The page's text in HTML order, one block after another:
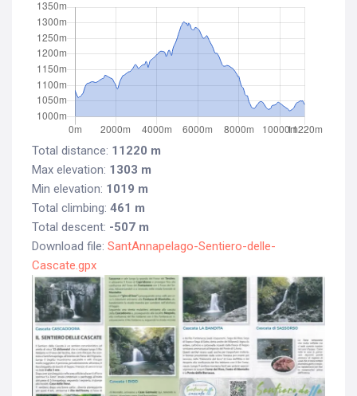
Total distance: 11220 m
Max elevation: 1303 m
Min elevation: 1019 m
Total climbing: 461 m
Total descent: -507 m
Download file: SantAnnapelago-Sentiero-delle-
Cascate.gpx